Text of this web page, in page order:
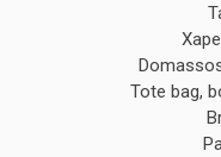
Tote bag,